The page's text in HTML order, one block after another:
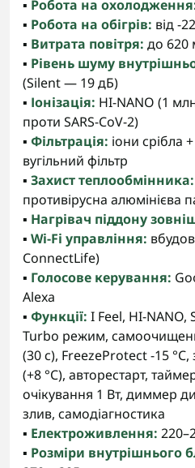
▪️ Робота на
▪️ Робота на обігрів: від -
▪️ Витрата повітря: до 620
▪️ Рівень шуму
(Silent — 19 дБ)
▪️ Іонізація: HI-NANO (1
проти SARS-CoV-2)
▪️ Фільтрація: іони срібла
вугільний фільтр
▪️ Захист теплообмінника:
противірусна алюмінієва
▪️ Нагрівач піддону
▪️ Wi-Fi управління:
ConnectLife)
▪️ Голосове керування:
Alexa
▪️ Функції: I Feel, HI-
Turbo режим,
(30 с), FreezeProtect -15 °C,
(+8 °C), авторестарт,
очікування 1 Вт, диммер
злив, самодіагностика
▪️ Електроживлення:
▪️ Розміри внутрішнього